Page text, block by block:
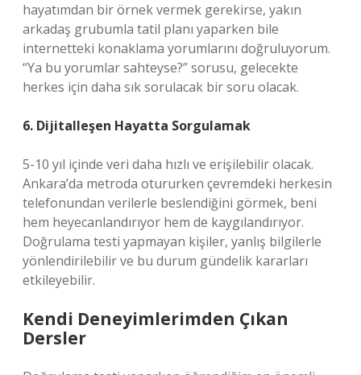
hayatımdan bir örnek vermek gerekirse, yakın
arkadaş grubumla tatil planı yaparken bile
internetteki konaklama yorumlarını doğruluyorum.
“Ya bu yorumlar sahteyse?” sorusu, gelecekte
herkes için daha sık sorulacak bir soru olacak.
6. Dijitalleşen Hayatta Sorgulamak
5-10 yıl içinde veri daha hızlı ve erişilebilir olacak.
Ankara’da metroda otururken çevremdeki herkesin
telefonundan verilerle beslendiğini görmek, beni
hem heyecanlandırıyor hem de kaygılandırıyor.
Doğrulama testi yapmayan kişiler, yanlış bilgilerle
yönlendirilebilir ve bu durum gündelik kararları
etkileyebilir.
Kendi Deneyimlerimden Çıkan
Dersler